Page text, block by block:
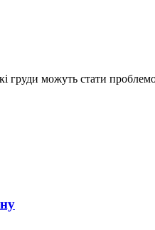
груди можуть стати